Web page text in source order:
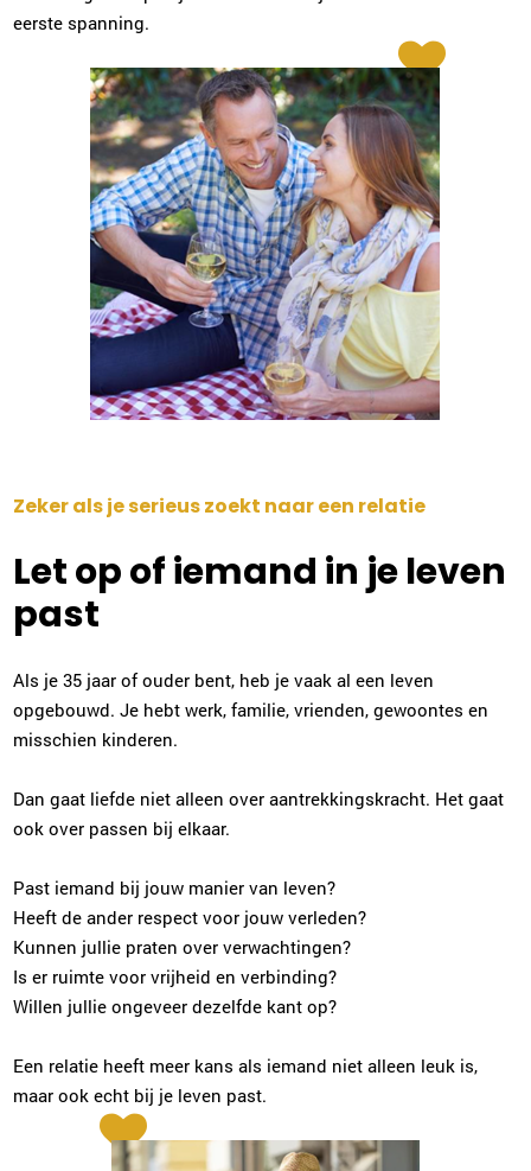
eerste spanning.
Zeker als je serieus zoekt naar een relatie
Let op of iemand in je leven
past
Als je 35 jaar of ouder bent, heb je vaak al een leven
opgebouwd. Je hebt werk, familie, vrienden, gewoontes en
misschien kinderen.
Dan gaat liefde niet alleen over aantrekkingskracht. Het gaat
ook over passen bij elkaar.
Past iemand bij jouw manier van leven?
Heeft de ander respect voor jouw verleden?
Kunnen jullie praten over verwachtingen?
Is er ruimte voor vrijheid en verbinding?
Willen jullie ongeveer dezelfde kant op?
Een relatie heeft meer kans als iemand niet alleen leuk is,
maar ook echt bij je leven past.